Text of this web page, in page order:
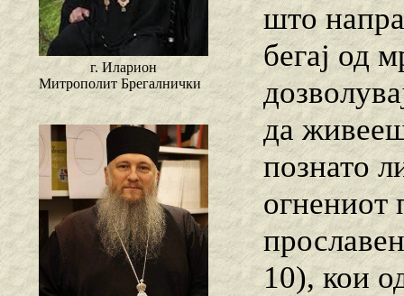
г. Иларион
Митрополит Брегалнички
што
бегај од
да
познато
огнениот
10), кои